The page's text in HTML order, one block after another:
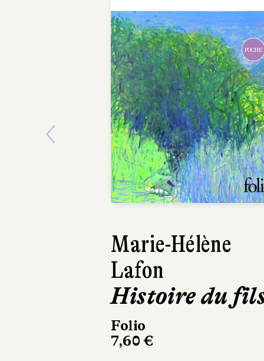
POCHE
Marie-Hélène
Lafon
Histoire du
Folio
7,60 €
Previous